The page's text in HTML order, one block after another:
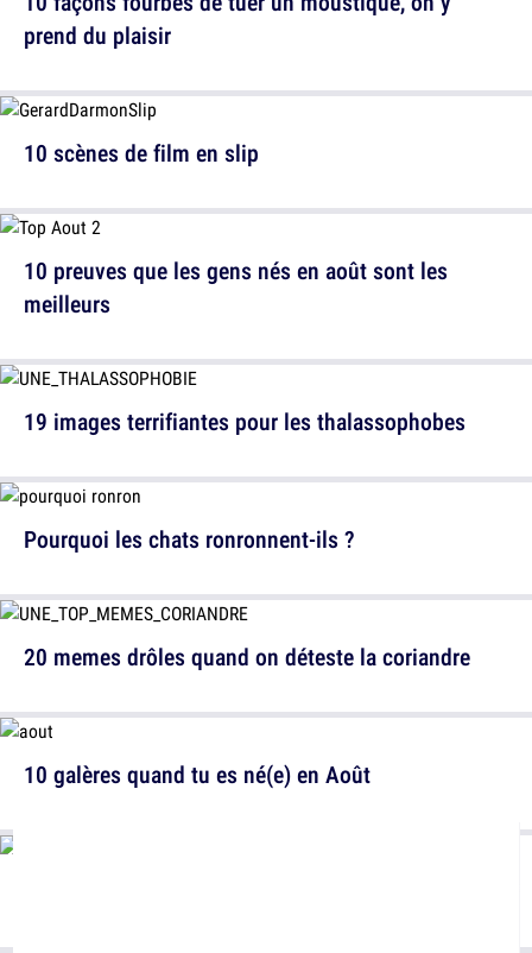
10 scènes de film en slip
19 images terrifiantes pour les thalassophobes
20 memes drôles quand on déteste la coriandre
prend du plaisir
10 preuves que les gens nés en août sont les
meilleurs
Pourquoi les chats ronronnent-ils ?
10 galères quand tu es né(e) en Août